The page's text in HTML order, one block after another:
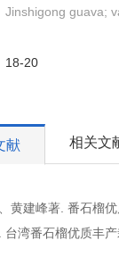
Jinshigong guava;
18-20
献 相关文
黄建峰著. 番石榴
台湾番石榴优质丰